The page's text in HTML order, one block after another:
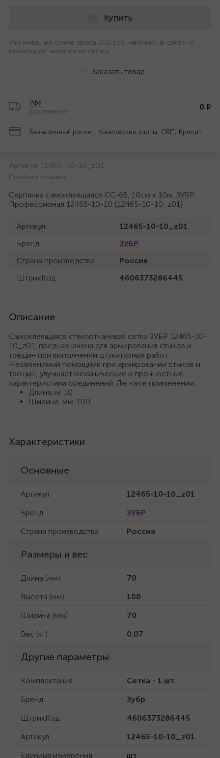
Купить
Минимальная сумма заказа 300 руб. Наличие на сайте не
гарантирует наличие на складе.
Заказать товар
Уфа
Доставка от
0 ₽
Безналичный расчет, банковские карты, СБП, Кредит
Артикул: 12465-10-10_z01
Пока нет отзывов
Серпянка самоклеящаяся СС-65, 10см х 10м, ЗУБР
Профессионал 12465-10-10 {12465-10-10_z01}
Артикул
12465-10-10_z01
Бренд
ЗУБР
Страна производства
Россия
ШтрихКод
4606373286445
Описание
Самоклеящаяся стеклотканевая сетка ЗУБР 12465-10-
10_z01, предназначена для армирования стыков и
трещин при выполнении штукатурных работ.
Незаменимый помощник при армировании стыков и
трещин, улучшает механические и прочностные
характеристики соединений. Легкая в применении.
Длина, м: 10
Ширина, мм: 100
Характеристики
Основные
Артикул
12465-10-10_z01
Бренд
ЗУБР
Страна производства
Россия
Размеры и вес
Длина (мм)
70
Высота (мм)
100
Ширина (мм)
70
Вес (кг)
0.07
Другие параметры
Комплектация
Сетка - 1 шт.
Бренд
Зубр
ШтрихКод
4606373286445
Артикул
12465-10-10_z01
Единица измерения
шт